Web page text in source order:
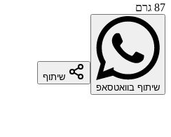
87 גרם
שיתוף בוואטסאפ
שיתוף